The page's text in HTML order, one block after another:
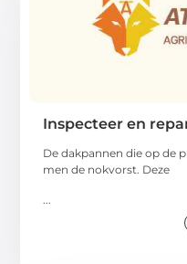
Inspecteer en
De dakpannen die op de
men de nokvorst. Deze